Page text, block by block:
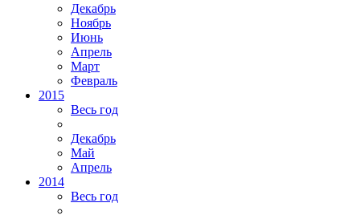
Декабрь
Ноябрь
Июнь
Апрель
Март
Февраль
2015
Весь год
Декабрь
Май
Апрель
2014
Весь год